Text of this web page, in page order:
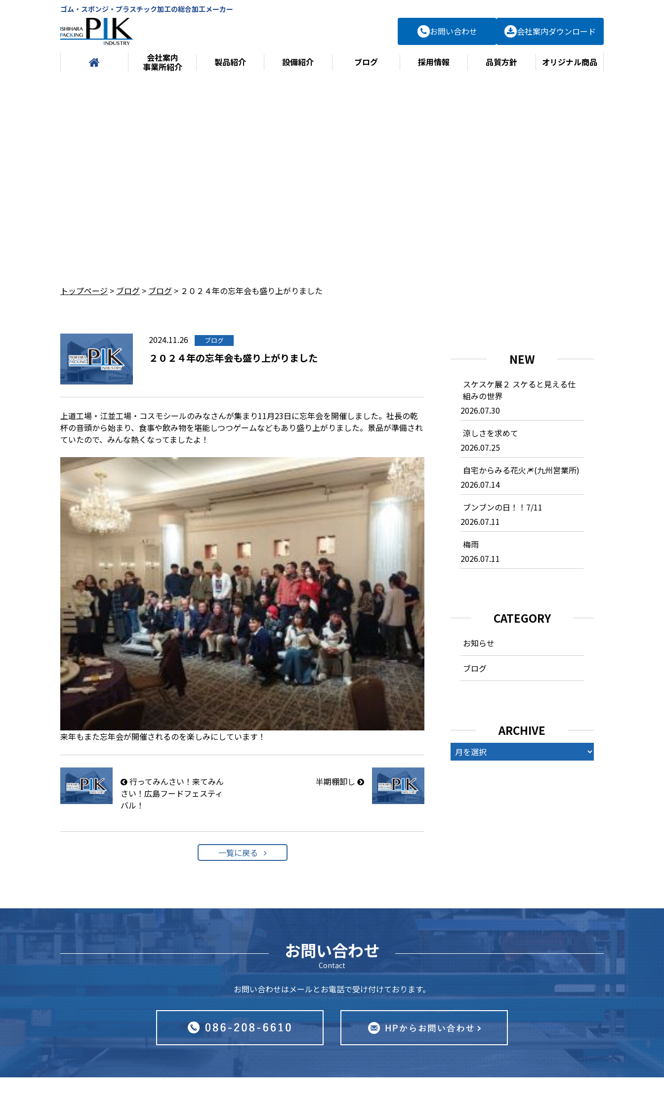
ゴム・スポンジ・プラスチック加工の総合加工メーカー
お問い合わせ 会社案内ダウンロード
会社案内
事業所紹介 製品紹介 設備紹介 ブログ 採用情報 品質方針 オリジナル商品
トップページ > ブログ > ブログ > ２０２４年の忘年会も盛り上がりました
2024.11.26 ブログ
２０２４年の忘年会も盛り上がりました
上道工場・江並工場・コスモシールのみなさんが集まり11月23日に忘年会を開催しました。社長の乾
杯の音頭から始まり、食事や飲み物を堪能しつつゲームなどもあり盛り上がりました。景品が準備され
ていたので、みんな熱くなってましたよ！
来年もまた忘年会が開催されるのを楽しみにしています！
行ってみんさい！来てみん
さい！広島フードフェスティ
バル！
半期棚卸し
一覧に戻る
NEW
スケスケ展２ スケると見える仕
組みの世界
2026.07.30
涼しさを求めて
2026.07.25
自宅からみる花火🎆(九州営業所)
2026.07.14
ブンブンの日！！7/11
2026.07.11
梅雨
2026.07.11
CATEGORY
お知らせ
ブログ
ARCHIVE
ARCHIVE
お問い合わせ
Contact
お問い合わせはメールとお電話で受け付けております。